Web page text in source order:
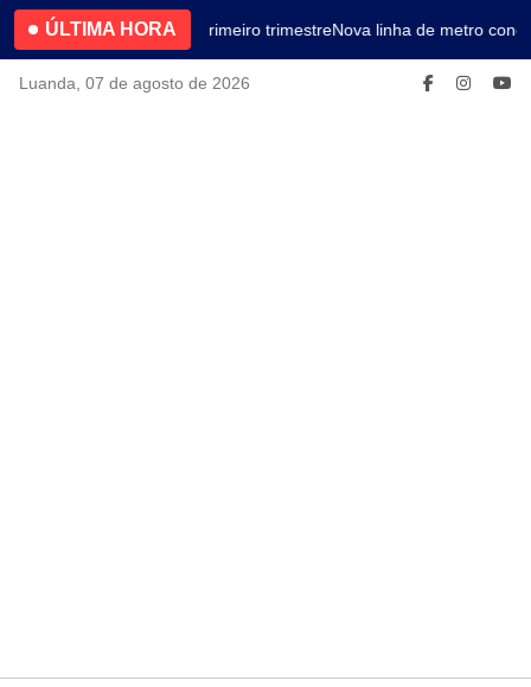
ÚLTIMA HORA4.2% no primeiro trimestreNova linha de metro
Luanda, 07 de agosto de 2026